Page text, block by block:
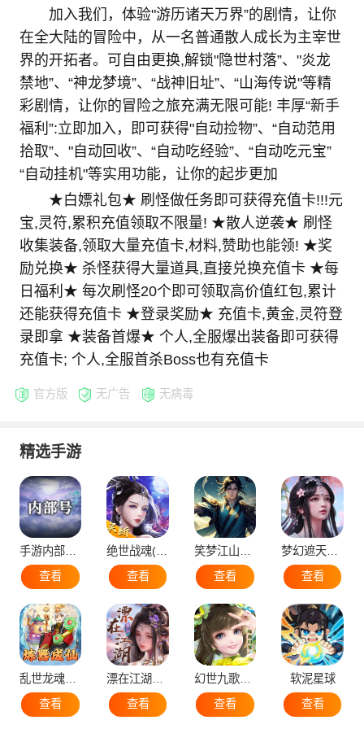
加入我们，体验"游历诸天万界”的剧情，让你
在全大陆的冒险中，从一名普通散人成长为主宰世
界的开拓者。可自由更换,解锁"隐世村落”、"炎龙
禁地”、“神龙梦境”、“战神旧址”、“山海传说"等精
彩剧情，让你的冒险之旅充满无限可能! 丰厚“新手
福利”:立即加入，即可获得"自动捡物”、“自动范用
拾取”、"自动回收”、“自动吃经验”、“自动吃元宝”
“自动挂机"等实用功能，让你的起步更加
★白嫖礼包★ 刷怪做任务即可获得充值卡!!!元
宝,灵符,累积充值领取不限量! ★散人逆袭★ 刷怪
收集装备,领取大量充值卡,材料,赞助也能领! ★奖
励兑换★ 杀怪获得大量道具,直接兑换充值卡 ★每
日福利★ 每次刷怪20个即可领取高价值红包,累计
还能获得充值卡 ★登录奖励★ 充值卡,黄金,灵符登
录即拿 ★装备首爆★ 个人,全服爆出装备即可获得
充值卡; 个人,全服首杀Boss也有充值卡
官方版 无广告 无病毒
精选手游
手游内部号（申请）
查看
查看
查看
查看
乱世龙魂（蛮荒）
查看
漂在江湖（后台版）
查看
幻世九歌官网版
查看
软泥星球
查看